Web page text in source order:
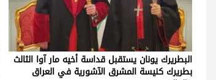
البطريرك يونان يستقبل قداسة أخيه مار آوا الثالث
بطريرك كنيسة المشرق الآشورية في العراق